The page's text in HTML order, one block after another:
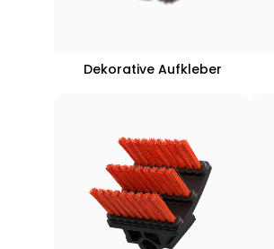
Dekorative Aufkleber